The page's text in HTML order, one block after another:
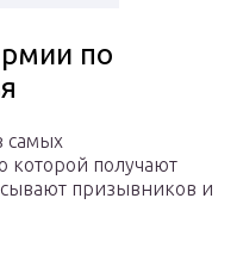
по
самых
которой получают
призывников и